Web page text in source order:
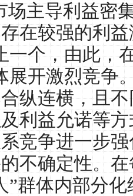
场主导利益密
在较强的利
一个，由此，
展开激烈竞争
纵连横，且
利益允诺等
竞争进一步
不确定性。
”群体内部分